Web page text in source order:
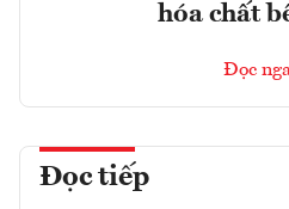
hóa chất
Đọc
Đọc tiếp